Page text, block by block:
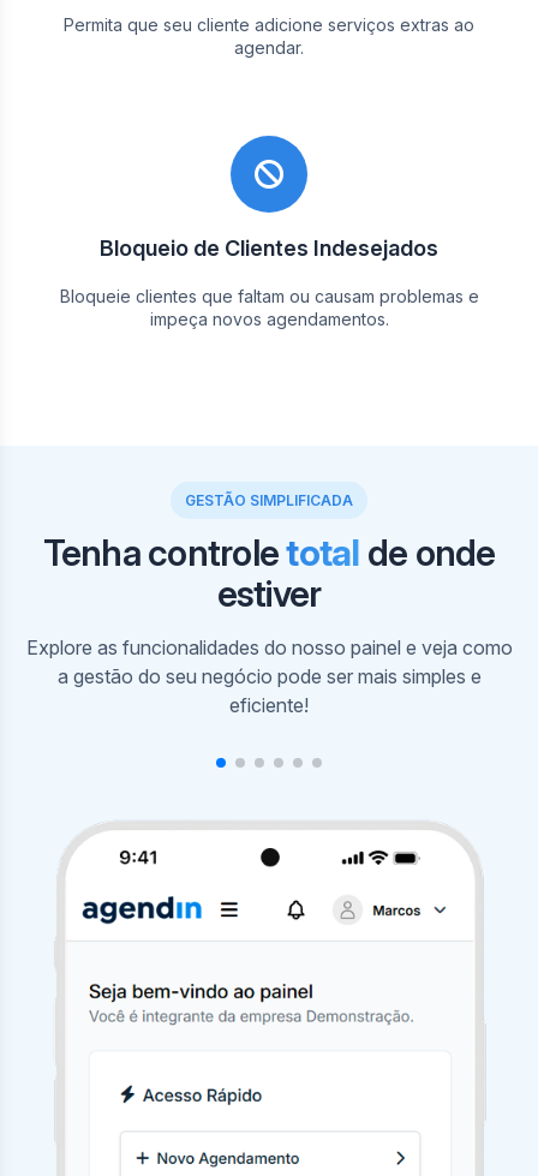
Permita que seu cliente adicione serviços extras ao
agendar.
Bloqueio de Clientes Indesejados
Bloqueie clientes que faltam ou causam problemas e
impeça novos agendamentos.
GESTÃO SIMPLIFICADA
Tenha controletotal de onde
estiver
Em nosso painel, visualize sua agenda e a dos
profissionais por horários. Crie, edite e cancele
agendamentos com poucos cliques.